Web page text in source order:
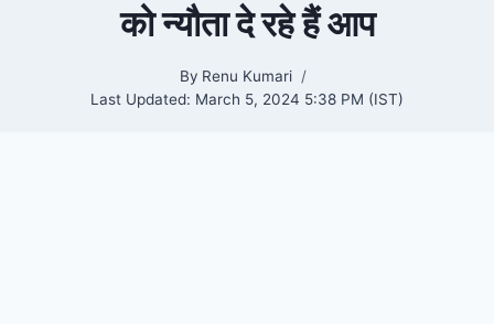
को न्यौता दे रहे हैं आप
By Renu Kumari
Last Updated: March 5, 2024 5:38 PM (IST)